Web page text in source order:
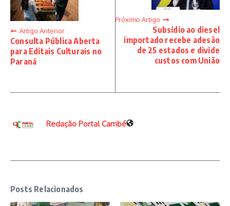
Artigo Anterior
Consulta Pública Aberta
para Editais Culturais no
Paraná
Próximo Artigo
Subsídio ao diesel
importado recebe adesão
de 25 estados e divide
custos com União
Redação Portal Cambé
Posts Relacionados